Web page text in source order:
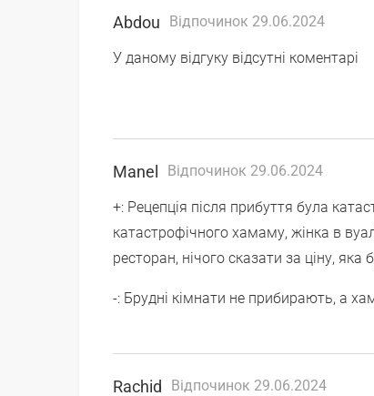
Abdou Відпочинок 29.06.2024
У даному відгуку відсутні коментарі
Manel Відпочинок 29.06.2024
+: Рецепція після прибуття була
катастрофічного хамаму, жінка в
ресторан, нічого сказати за ціну, яка
-: Брудні кімнати не прибирають, а
Rachid Відпочинок 29.06.2024